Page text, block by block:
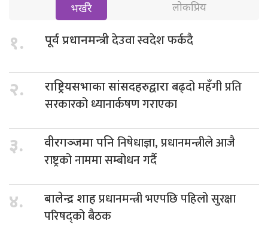
भर्खरै लोकप्रिय
१. पूर्व प्रधानमन्त्रीदेउवा स्वदेश फर्कदै
२. राष्ट्रियसभाका सांसदहरुद्वाराबढ्दो महँगी प्रति
सरकारको ध्यानार्कषण गराएका
३. वीरगञ्जमा पनिनिषेधाज्ञा, प्रधानमन्त्रीले आजै
राष्ट्रको नाममा सम्बोधन गर्दै
४. बालेन्द्र शाहप्रधानमन्त्री भएपछि पहिलो सुरक्षा
परिषद्को बैठक